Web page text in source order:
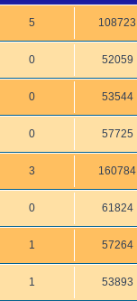
5 108723
0 52059
0 53544
0 57725
3 160784
0 61824
1 57264
1 53893